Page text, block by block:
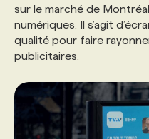
sur le marché de
numériques. Il s’agit
qualité pour faire
publicitaires.